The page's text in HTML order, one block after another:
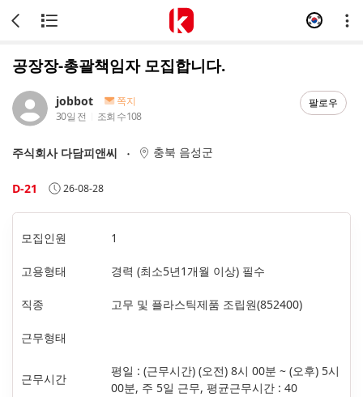
공장장-총괄책임자 모집합니다.
jobbot
쪽지
30일 전
조회 수108
팔로우
주식회사 다담피앤씨 충북 음성군
D-21 26-08-28
모집인원 1
고용형태 경력 (최소5년1개월 이상) 필수
직종 고무 및 플라스틱제품 조립원(852400)
근무형태
근무시간
평일 : (근무시간) (오전) 8시 00분 ~ (오후) 5시
00분, 주 5일 근무, 평균근무시간 : 40